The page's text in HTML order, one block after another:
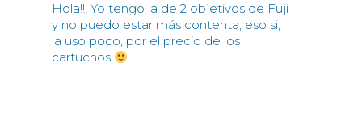
Hola!!! Yo tengo la de 2 objetivos de Fuji
y no puedo estar más contenta, eso si,
la uso poco, por el precio de los
cartuchos